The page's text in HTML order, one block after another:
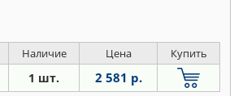
Наличие Цена Купить
1 шт. 2 581 р.